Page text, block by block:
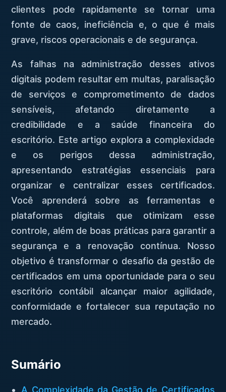
clientes pode rapidamente se tornar uma
fonte de caos, ineficiência e, o que é mais
grave, riscos operacionais e de segurança.
As falhas na administração desses ativos
digitais podem resultar em multas, paralisação
de serviços e comprometimento de dados
sensíveis, afetando diretamente a
credibilidade e a saúde financeira do
escritório. Este artigo explora a complexidade
e os perigos dessa administração,
apresentando estratégias essenciais para
organizar e centralizar esses certificados.
Você aprenderá sobre as ferramentas e
plataformas digitais que otimizam esse
controle, além de boas práticas para garantir a
segurança e a renovação contínua. Nosso
objetivo é transformar o desafio da gestão de
certificados em uma oportunidade para o seu
escritório contábil alcançar maior agilidade,
conformidade e fortalecer sua reputação no
mercado.
Sumário
A Complexidade da Gestão de Certificados